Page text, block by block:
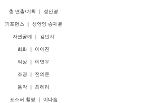
총 연출/기획 ｜ 성안영
퍼포먼스 ｜ 성안영 송재윤
자연공예 ｜ 김민지
회화 ｜ 이어진
의상 ｜ 이연우
조명 ｜ 전의준
음악 ｜ 최혜리
포스터 촬영 ｜ 이다솜